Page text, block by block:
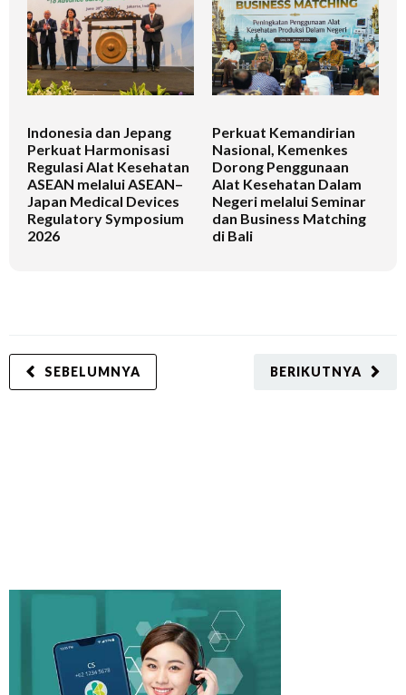
Indonesia dan Jepang
Perkuat Harmonisasi
Regulasi Alat Kesehatan
ASEAN melalui ASEAN–
Japan Medical Devices
Regulatory Symposium
2026
Perkuat Kemandirian
Nasional, Kemenkes
Dorong Penggunaan
Alat Kesehatan Dalam
Negeri melalui Seminar
dan Business Matching
di Bali
BERIKUTNYA
SEBELUMNYA